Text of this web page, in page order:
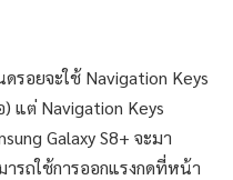
รอยจะใช้ Navigation Keys
แต่ Navigation Keys
Galaxy S8+ จะมา
รถใช้การออกแรงกดที่หน้า